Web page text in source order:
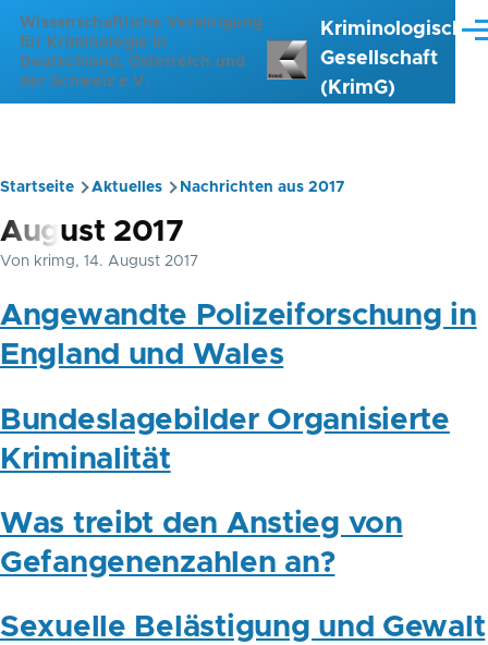
Direkt zum Inhalt
Wissenschaftliche Vereinigung
für Kriminologie in
Deutschland, Österreich und
der Schweiz e.V.
Kriminologische
Gesellschaft
(KrimG)
Pfadnavigation
Startseite Aktuelles Nachrichten aus 2017
August 2017
Von krimg, 14. August 2017
Angewandte Polizeiforschung in
England und Wales
Bundeslagebilder Organisierte
Kriminalität
Was treibt den Anstieg von
Gefangenenzahlen an?
Sexuelle Belästigung und Gewalt